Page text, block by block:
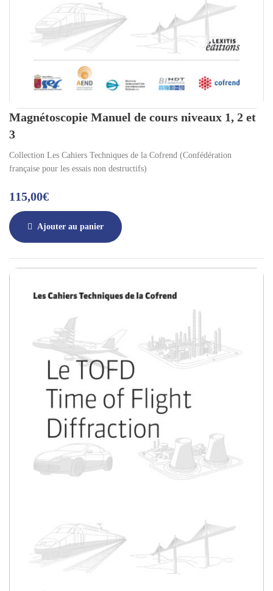
Magnétoscopie Manuel de cours niveaux 1, 2 et
3
Collection Les Cahiers Techniques de la Cofrend (Confédération
française pour les essais non destructifs)
115,00€
Ajouter au panier